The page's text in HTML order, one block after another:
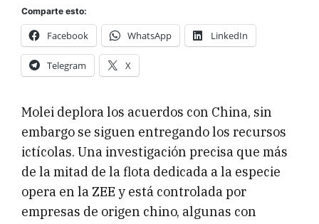
Comparte esto:
Facebook WhatsApp LinkedIn
Telegram X
Molei deplora los acuerdos con China, sin
embargo se siguen entregando los recursos
ictícolas. Una investigación precisa que más
de la mitad de la flota dedicada a la especie
opera en la ZEE y está controlada por
empresas de origen chino, algunas con